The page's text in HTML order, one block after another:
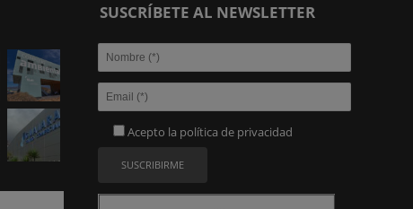
SUSCRÍBETE AL NEWSLETTER
Acepto la política de privacidad